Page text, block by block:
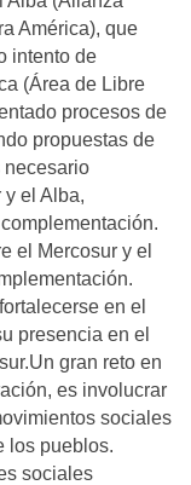
América), que
intento de
(Área de Libre
procesos de
propuestas de
necesario
y el Alba,
el Mercosur y el
en el
presencia en el
gran reto en
es involucrar
sociales
los pueblos.
sociales